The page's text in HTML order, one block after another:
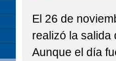
El 26 de
realizó la
Aunque el día